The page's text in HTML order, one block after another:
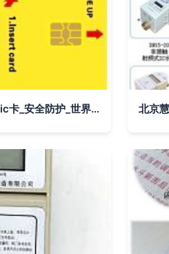
供应L中山门禁ic卡 制作门禁ic卡_安全防护_世界工厂网中国产品信息库